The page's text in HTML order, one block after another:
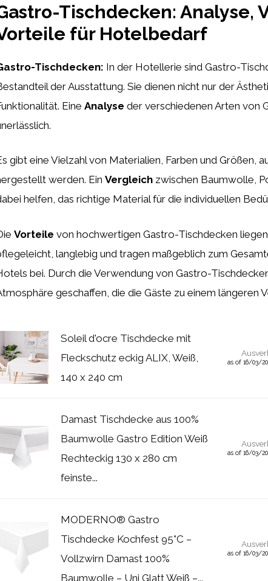
Tischdecken: Analyse,
für Hotelbedarf
Tischdecken: In der Hotellerie sind Gastro-
der Ausstattung. Sie dienen nicht nur der
Eine Analyse der verschiedenen Arten von
gibt eine Vielzahl von Materialien, Farben und Größen,
werden. Ein Vergleich zwischen Baumwolle,
helfen, das richtige Material für die individuellen
Vorteile von hochwertigen Gastro-Tischdecken
langlebig und tragen maßgeblich zum
bei. Durch die Verwendung von Gastro-
geschaffen, die die Gäste zu einem längeren
Soleil d'ocre Tischdecke mit
Fleckschutz eckig ALIX, Weiß,
140 x 240 cm
as of 16/03/
Damast Tischdecke aus 100%
Baumwolle Gastro Edition Weiß
Rechteckig 130 x 280 cm
feinste...
as of 16/03/
MODERNO® Gastro
Tischdecke Kochfest 95°C –
Vollzwirn Damast 100%
Baumwolle – Uni Glatt Weiß –...
as of 16/03/